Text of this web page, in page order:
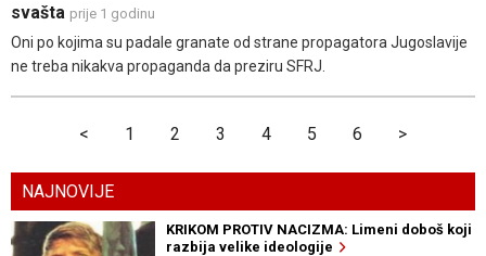
svašta prije 1 godinu
Oni po kojima su padale granate od strane propagatora Jugoslavije
ne treba nikakva propaganda da preziru SFRJ.
< 1 2 3 4 5 6 >
NAJNOVIJE
KRIKOM PROTIV NACIZMA: Limeni doboš koji
razbija velike ideologije